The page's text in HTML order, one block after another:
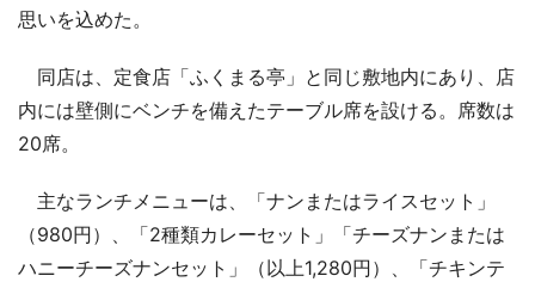
思いを込めた。
同店は、定食店「ふくまる亭」と同じ敷地内にあり、店
内には壁側にベンチを備えたテーブル席を設ける。席数は
20席。
主なランチメニューは、「ナンまたはライスセット」
（980円）、「2種類カレーセット」「チーズナンまたは
ハニーチーズナンセット」（以上1,280円）、「チキンテ